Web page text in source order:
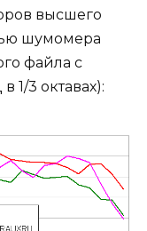
высшего
шумомера
файла с
1/3 октавах):